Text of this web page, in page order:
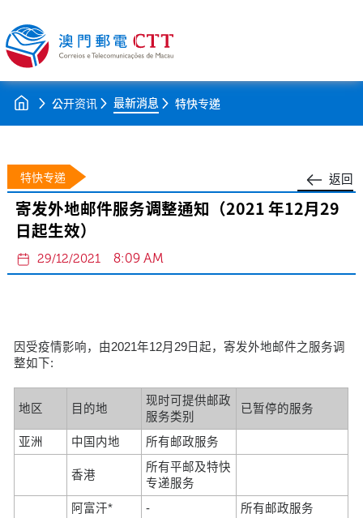
公开资讯 最新消息 特快专递
返回
特快专递
寄发外地邮件服务调整通知（2021 年12月29
日起生效）
29/12/2021 8:09 AM
因受疫情影响，由2021年12月29日起，寄发外地邮件之服务调
整如下:
地区 目的地
现时可提供邮政
服务类别
已暂停的服务
亚洲 中国内地 所有邮政服务
香港
所有平邮及特快
专递服务
阿富汗*
- 所有邮政服务